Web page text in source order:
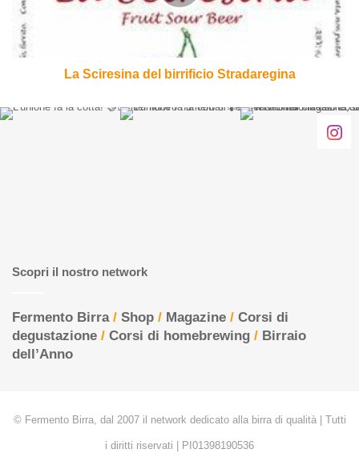
La Sciresina del birrificio Stradaregina
Scopri il nostro network
Fermento Birra/ Shop / Magazine / Corsi di
degustazione / Corsi di homebrewing / Birraio
dell’Anno
© Fermento Birra, dal 2007 il network dedicato alla birra di qualità | Tutti
i diritti riservati | PI01398190536